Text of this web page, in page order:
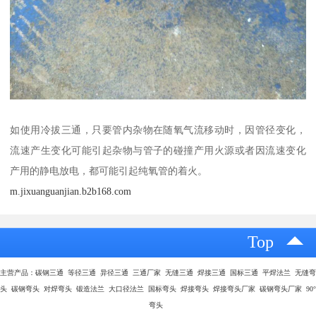
如使用冷拔三通，只要管内杂物在随氧气流移动时，因管径变化，
流速产生变化可能引起杂物与管子的碰撞产用火源或者因流速变化
产用的静电放电，都可能引起纯氧管的着火。
m.jixuanguanjian.b2b168.com
Top
主营产品：碳钢三通 等径三通 异径三通 三通厂家 无缝三通 焊接三通 国标三通 平焊法兰 无缝弯
头 碳钢弯头 对焊弯头 锻造法兰 大口径法兰 国标弯头 焊接弯头 焊接弯头厂家 碳钢弯头厂家 90°
弯头